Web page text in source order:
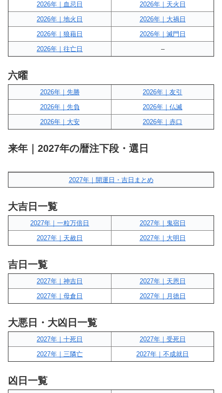
2026年｜血忌日
2026年｜天火日
2026年｜地火日
2026年｜大禍日
2026年｜狼藉日
2026年｜滅門日
2026年｜往亡日
–
六曜
2026年｜先勝
2026年｜友引
2026年｜先負
2026年｜仏滅
2026年｜大安
2026年｜赤口
来年｜2027年の暦注下段・選日
2027年｜開運日・吉日まとめ
大吉日一覧
2027年｜一粒万倍日
2027年｜鬼宿日
2027年｜天赦日
2027年｜大明日
吉日一覧
2027年｜神吉日
2027年｜天恩日
2027年｜母倉日
2027年｜月徳日
大悪日・大凶日一覧
2027年｜十死日
2027年｜受死日
2027年｜三隣亡
2027年｜不成就日
凶日一覧